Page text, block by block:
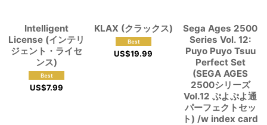
Intelligent
License (インテリ
ジェント・ライセ
ンス)
US$7.99
KLAX (クラックス)
US$19.99
Sega Ages 2500
Series Vol. 12:
Puyo Puyo Tsuu
Perfect Set
(SEGA AGES
2500シリーズ
Vol.12 ぷよぷよ通
パーフェクトセッ
ト) /w index card